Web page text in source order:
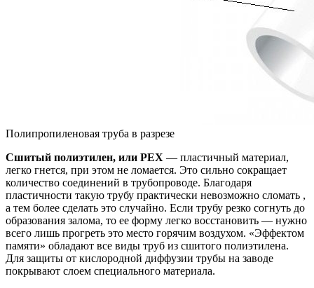
Полипропиленовая труба в разрезе
Сшитый полиэтилен, или PEX — пластичный материал,
легко гнется, при этом не ломается. Это сильно сокращает
количество соединений в трубопроводе. Благодаря
пластичности такую трубу практически невозможно сломать ,
а тем более сделать это случайно. Если трубу резко согнуть до
образования залома, то ее форму легко восстановить — нужно
всего лишь прогреть это место горячим воздухом. «Эффектом
памяти» обладают все виды труб из сшитого полиэтилена.
Для защиты от кислородной диффузии трубы на заводе
покрывают слоем специального материала.